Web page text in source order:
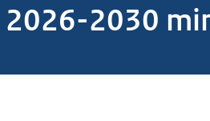
2026-2030